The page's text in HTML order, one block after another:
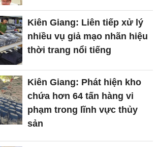
Kiên Giang: Liên tiếp xử lý
nhiều vụ giả mạo nhãn hiệu
thời trang nổi tiếng
Kiên Giang: Phát hiện kho
chứa hơn 64 tấn hàng vi
phạm trong lĩnh vực thủy
sản